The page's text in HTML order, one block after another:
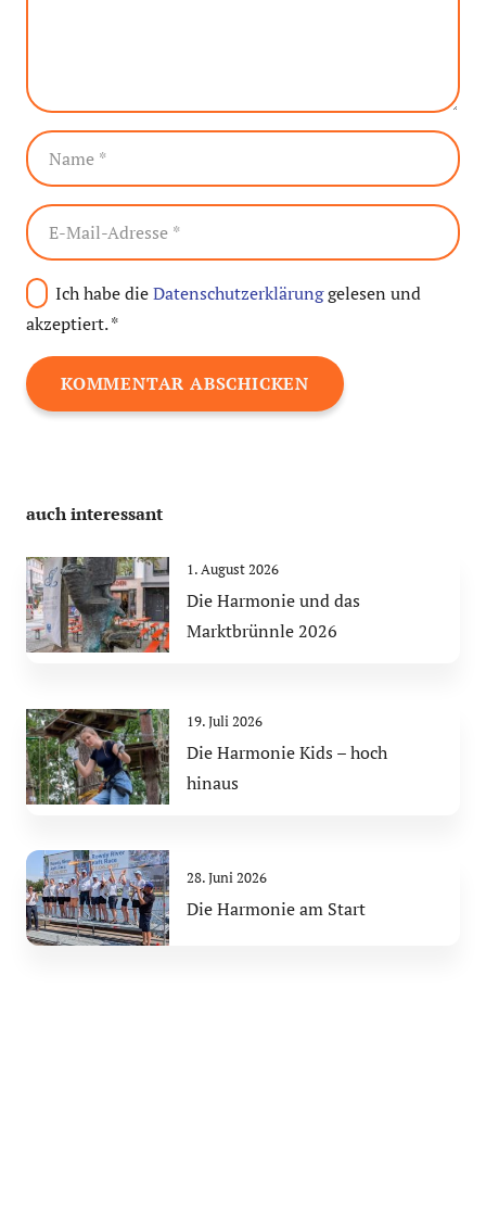
Ich habe dieDatenschutzerklärunggelesen und
akzeptiert.*
KOMMENTAR ABSCHICKEN
auch interessant
1. August 2026
Die Harmonie und das
Marktbrünnle 2026
19. Juli 2026
Die Harmonie Kids – hoch
hinaus
28. Juni 2026
Die Harmonie am Start